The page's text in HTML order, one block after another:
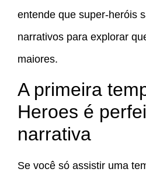
entende que super-heróis
narrativos para explorar
maiores.
A primeira
Heroes é
narrativa
Se você só assistir uma